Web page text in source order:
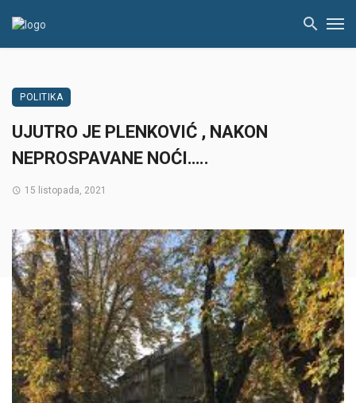
POLITIKA
UJUTRO JE PLENKOVIĆ , NAKON
NEPROSPAVANE NOĆI…..
15 listopada, 2021